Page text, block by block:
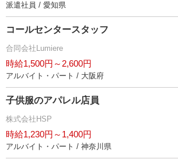
派遣社員 / 愛知県
コールセンタースタッフ
合同会社Lumiere
時給1,500円～2,600円
アルバイト・パート / 大阪府
子供服のアパレル店員
株式会社HSP
時給1,230円～1,400円
アルバイト・パート / 神奈川県